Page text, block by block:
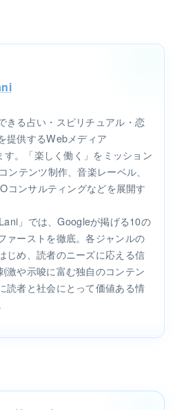
きる占い・スピリチュアル・恋
提供するWebメディア
す。「楽しく働く」をミッション
ンテンツ制作、音楽レーベル、
コンサルティングなどを展開す
」では、Googleが掲げる10の
ァーストを徹底。各ジャンルの
じめ、読者のニーズに応える信
激や示唆に富む独自のコンテン
読者と社会にとって価値ある情